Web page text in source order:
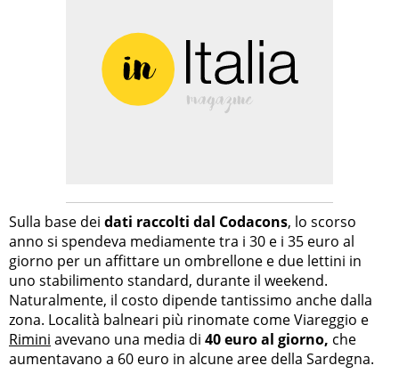
Sulla base dei dati raccolti dal Codacons, lo scorso
anno si spendeva mediamente tra i 30 e i 35 euro al
giorno per un affittare un ombrellone e due lettini in
uno stabilimento standard, durante il weekend.
Naturalmente, il costo dipende tantissimo anche dalla
zona. Località balneari più rinomate come Viareggio e
Rimini avevano una media di 40 euro al giorno, che
aumentavano a 60 euro in alcune aree della Sardegna.